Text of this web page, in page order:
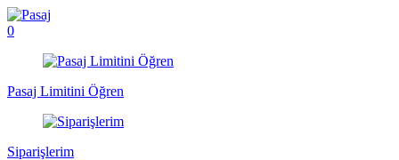
0
Pasaj Limitini Öğren
Siparişlerim